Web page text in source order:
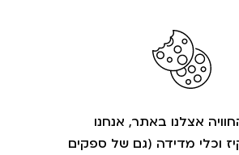
לחג השבועות: איך להפוך לחגיגה
אצלנו באתר, אנחנו
וכלי מדידה (גם של ספקים